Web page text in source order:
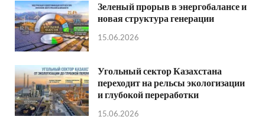
Зеленый прорыв в энергобалансе и
новая структура генерации
15.06.2026
Угольный сектор Казахстана
переходит на рельсы экологизации
и глубокой переработки
15.06.2026